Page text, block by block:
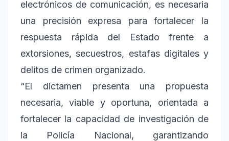
electrónicos de comunicación, es necesaria
una precisión expresa para fortalecer la
respuesta rápida del Estado frente a
extorsiones, secuestros, estafas digitales y
delitos de crimen organizado.
“El dictamen presenta una propuesta
necesaria, viable y oportuna, orientada a
fortalecer la capacidad de investigación de
la Policía Nacional, garantizando